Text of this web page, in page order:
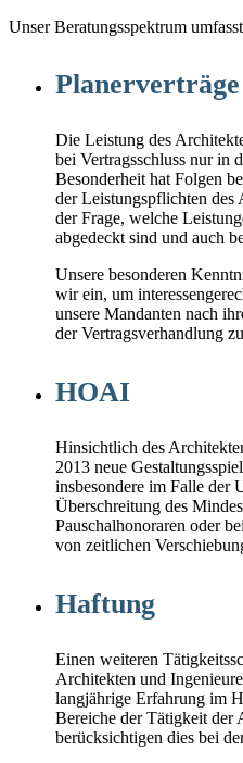
Unser Beratungsspektrum
Planerverträge
Die Leistung des
bei Vertragsschluss nur in
Besonderheit hat Folgen
der Leistungspflichten des
der Frage, welche
abgedeckt sind und auch
Unsere besonderen
wir ein, um
unsere Mandanten nach
der Vertragsverhandlung
HOAI
Hinsichtlich des
2013 neue
insbesondere im Falle der
Überschreitung des
Pauschalhonoraren oder
von zeitlichen
Haftung
Einen weiteren
Architekten und
langjährige Erfahrung im
Bereiche der Tätigkeit der
berücksichtigen dies bei